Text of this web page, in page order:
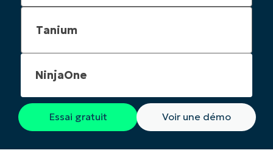
NinjaOne
Essai gratuit Voir une démo